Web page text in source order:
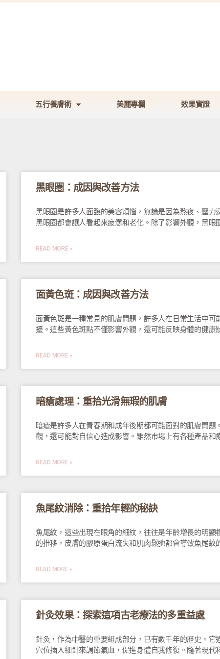
五行養膚術 美麗專欄 效果實證
黑眼圈：成因與改善方法
黑眼圈是許多人面臨的美容煩惱，無論是因為熬夜、壓力
黑眼圈都會讓人看起來疲憊和老化。除了影響外觀，黑眼
READ MORE »
面黃色斑：成因與改善方法
面黃色斑是一種常見的肌膚問題，許多人在日常生活中可
擾。這些黃色斑點不僅影響外觀，還可能反映身體的健康
READ MORE »
暗瘡處理：重拾光滑無瑕的肌膚
暗瘡是許多人在青春期和成年後期都可能面對的肌膚問題
觀，還可能對自信心造成影響。雖然市場上有各種產品和
READ MORE »
魚尾紋消除：重拾年輕的秘訣
魚尾紋，這些出現在眼角的細紋，往往是年齡增長的明顯
的推移，皮膚的膠原蛋白流失和肌肉鬆弛都會導致魚尾紋
READ MORE »
針灸效果：探索這項古老療法的多重益處
針灸，作為中醫的重要組成部分，已有數千年的歷史。它
穴位插入細針來調節氣血，促進身體自我修復。隨著現代